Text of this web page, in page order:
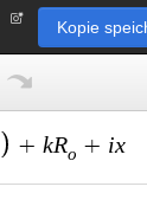
Kopie
+ kRo + ix